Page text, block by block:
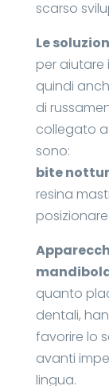
scarso
Le
per aiutare
quindi
di
collegato
sono:
bite
resina
quanto
dentali,
favorire lo
avanti
lingua.